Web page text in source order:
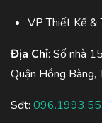
VP Thiết Kế &
Địa Chỉ: Số nhà
Quận Hồng Bàng,
Sđt: